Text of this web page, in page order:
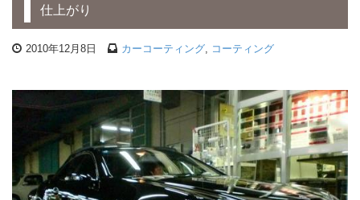
仕上がり
2010年12月8日 カーコーティング コーティング